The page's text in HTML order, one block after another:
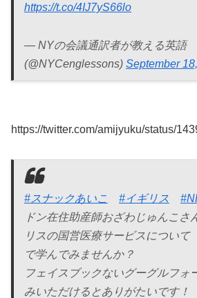
https://t.co/4IJ7yS66lo
— NYの会議通訳者が教える英語
(@NYCenglessons) September
https://twitter.com/amijyuku/status/
#スナックあいこ #イギリス
ドン在住助産師おざわじゅんこ
リスの国営医療サービスについ
で学んでみませんか？
フェイスブックないグーグルフォ
みいただけるとありがたいです！